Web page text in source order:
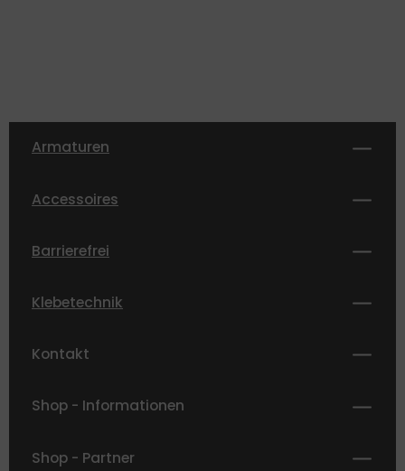
Armaturen
Accessoires
Barrierefrei
Klebetechnik
Kontakt
Shop - Informationen
Shop - Partner